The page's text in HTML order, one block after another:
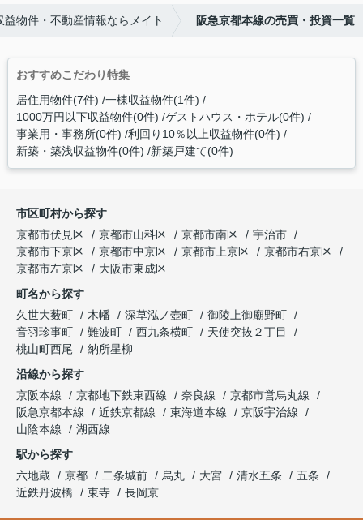
益物件・不動産情報ならメイト 阪急京都本線の売買・投資一覧
おすすめこだわり特集
居住用物件(7件) 一棟収益物件(1件)
1000万円以下収益物件(0件) ゲストハウス・ホテル(0件)
事業用・事務所(0件) 利回り10％以上収益物件(0件)
新築・築浅収益物件(0件) 新築戸建て(0件)
市区町村から探す
京都市伏見区
京都市山科区 京都市南区
宇治市
京都市下京区
京都市中京区 京都市上京区
京都市右京区
京都市左京区
大阪市東成区
町名から探す
久世大薮町
木幡 深草泓ノ壺町
御陵上御廟野町
音羽珍事町
難波町 西九条横町
天使突抜２丁目
桃山町西尾
納所星柳
沿線から探す
京阪本線
京都地下鉄東西線 奈良線
京都市営烏丸線
阪急京都本線
近鉄京都線 東海道本線
京阪宇治線
山陰本線
湖西線
駅から探す
六地蔵
京都 二条城前 烏丸 大宮 清水五条
五条
近鉄丹波橋
東寺 長岡京